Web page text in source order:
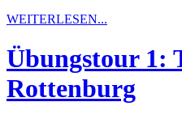
WEITERLESEN...
Übungstour 1:
Rottenburg